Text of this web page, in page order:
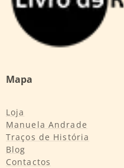
Mapa
Loja
Manuela Andrade
Traços de História
Blog
Contactos